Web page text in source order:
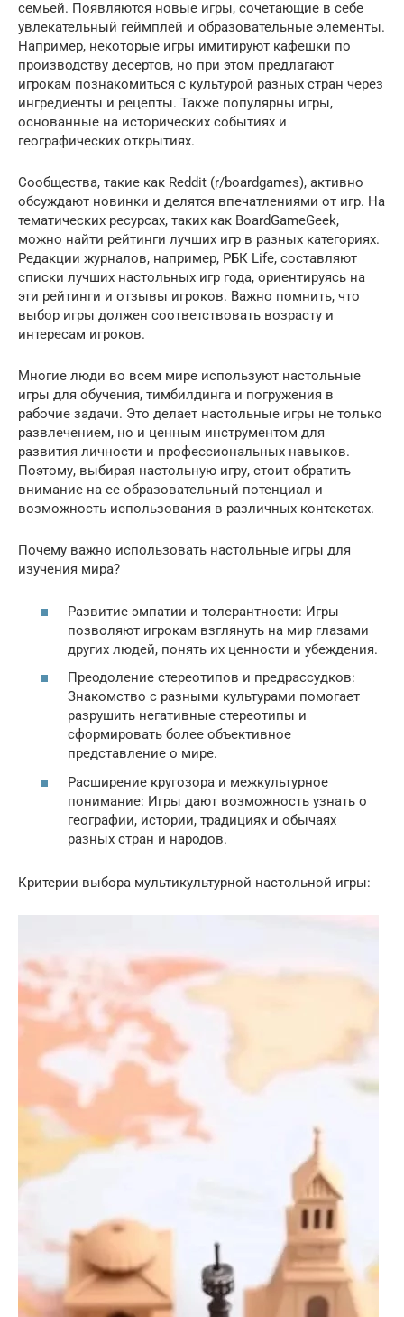
семьей. Появляются новые игры, сочетающие в себе
увлекательный геймплей и образовательные элементы.
Например, некоторые игры имитируют кафешки по
производству десертов, но при этом предлагают
игрокам познакомиться с культурой разных стран через
ингредиенты и рецепты. Также популярны игры,
основанные на исторических событиях и
географических открытиях.
Сообщества, такие как Reddit (r/boardgames), активно
обсуждают новинки и делятся впечатлениями от игр. На
тематических ресурсах, таких как BoardGameGeek,
можно найти рейтинги лучших игр в разных категориях.
Редакции журналов, например, РБК Life, составляют
списки лучших настольных игр года, ориентируясь на
эти рейтинги и отзывы игроков. Важно помнить, что
выбор игры должен соответствовать возрасту и
интересам игроков.
Многие люди во всем мире используют настольные
игры для обучения, тимбилдинга и погружения в
рабочие задачи. Это делает настольные игры не только
развлечением, но и ценным инструментом для
развития личности и профессиональных навыков.
Поэтому, выбирая настольную игру, стоит обратить
внимание на ее образовательный потенциал и
возможность использования в различных контекстах.
Почему важно использовать настольные игры для
изучения мира?
Развитие эмпатии и толерантности: Игры
позволяют игрокам взглянуть на мир глазами
других людей, понять их ценности и убеждения.
Преодоление стереотипов и предрассудков:
Знакомство с разными культурами помогает
разрушить негативные стереотипы и
сформировать более объективное
представление о мире.
Расширение кругозора и межкультурное
понимание: Игры дают возможность узнать о
географии, истории, традициях и обычаях
разных стран и народов.
Критерии выбора мультикультурной настольной игры: